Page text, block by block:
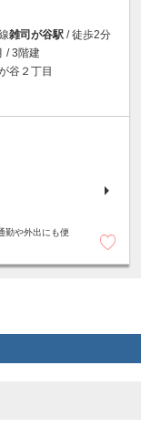
雑司が谷駅 / 徒歩2分
/ 3階建
谷２丁目
勤や外出にも便